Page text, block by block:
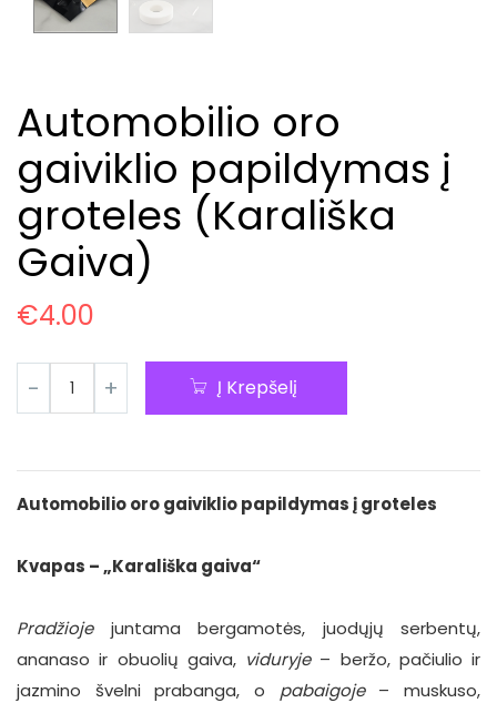
Automobilio oro
gaiviklio papildymas į
groteles (Karališka
Gaiva)
€4.00
Į Krepšelį
Automobilio oro gaiviklio papildymas į groteles
Kvapas – „Karališka gaiva“
Pradžiojejuntama bergamotės, juodųjų serbentų,
ananaso ir obuolių gaiva, viduryje– beržo, pačiulio ir
jazmino švelni prabanga, o pabaigoje– muskuso,